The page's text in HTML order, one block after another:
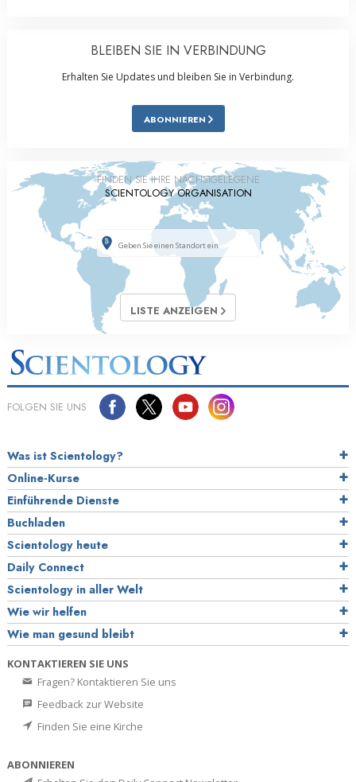
BLEIBEN SIE IN VERBINDUNG
Erhalten Sie Updates und bleiben Sie in Verbindung.
ABONNIEREN
FINDEN SIE IHRE NÄCHSTGELEGENE
SCIENTOLOGY ORGANISATION
LISTE ANZEIGEN
FOLGEN SIE UNS
Was ist Scientology?
Online-Kurse
Einführende Dienste
Buchladen
Scientology heute
Daily Connect
Scientology in aller Welt
Wie wir helfen
Wie man gesund bleibt
KONTAKTIEREN SIE UNS
Fragen? Kontaktieren Sie uns
Feedback zur Website
Finden Sie eine Kirche
ABONNIEREN